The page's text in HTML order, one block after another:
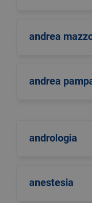
andrea
andrea
andrologia
anestesia